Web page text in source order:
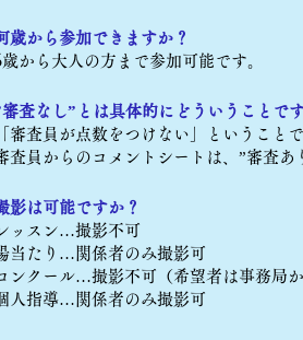
歳から参加できますか？
から大人の方まで参加可能です。
審査なし”とは具体的にどういうことで
「審査員が点数をつけない」ということで
査員からのコメントシートは、”審査あ
影は可能ですか？
ッスン…撮影不可
当たり…関係者のみ撮影可
ンクール…撮影不可（希望者は事務局
人指導…関係者のみ撮影可